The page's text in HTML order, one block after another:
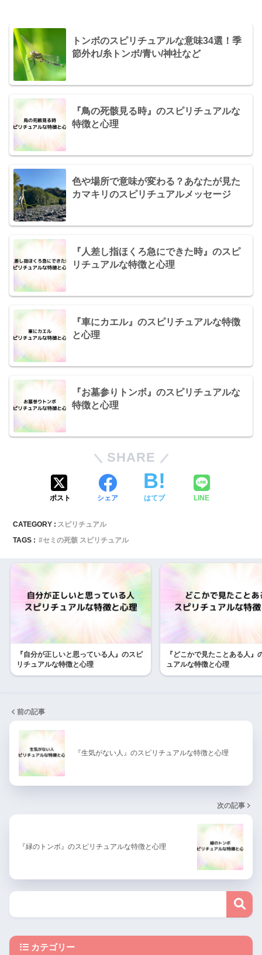
トンボのスピリチュアルな意味34選！季
節外れ/糸トンボ/青い/神社など
『鳥の死骸見る時』のスピリチュアルな
特徴と心理
色や場所で意味が変わる？あなたが見た
カマキリのスピリチュアルメッセージ
『人差し指ほくろ急にできた時』のスピ
リチュアルな特徴と心理
『車にカエル』のスピリチュアルな特徴
と心理
『お墓参りトンボ』のスピリチュアルな
特徴と心理
SHARE
ポスト シェア はてブ LINE
CATEGORY : スピリチュアル
TAGS :
セミの死骸 スピリチュアル
『自分が正しいと思っている人』のスピ
リチュアルな特徴と心理
『どこかで見たことある人』
ュアルな特徴と心理
前の記事
『生気がない人』のスピリチュアルな特徴と心理
次の記事
『緑のトンボ』のスピリチュアルな特徴と心理
カテゴリー